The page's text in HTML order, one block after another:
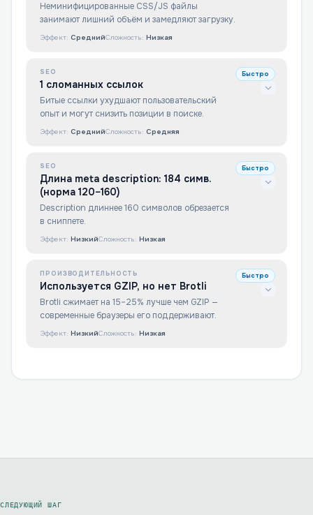
Неминифицированные CSS/JS файлы
занимают лишний объём и замедляют загрузку.
Эффект: СреднийСложность: Низкая
SEO
1 сломанных ссылок
Битые ссылки ухудшают пользовательский
опыт и могут снизить позиции в поиске.
Быстро
Эффект: СреднийСложность: Средняя
SEO
Длина meta description: 184 симв.
(норма 120–160)
Description длиннее 160 символов обрезается
в сниппете.
Быстро
Эффект: НизкийСложность: Низкая
ПРОИЗВОДИТЕЛЬНОСТЬ
Используется GZIP, но нет Brotli
Brotli сжимает на 15–25% лучше чем GZIP —
современные браузеры его поддерживают.
Быстро
Эффект: НизкийСложность: Низкая
СЛЕДУЮЩИЙ ШАГ